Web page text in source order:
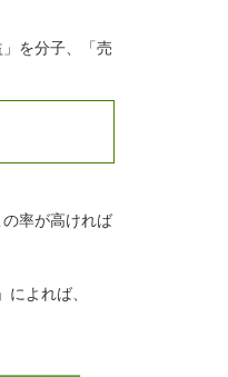
を分子、「売
率が高ければ
よれば、